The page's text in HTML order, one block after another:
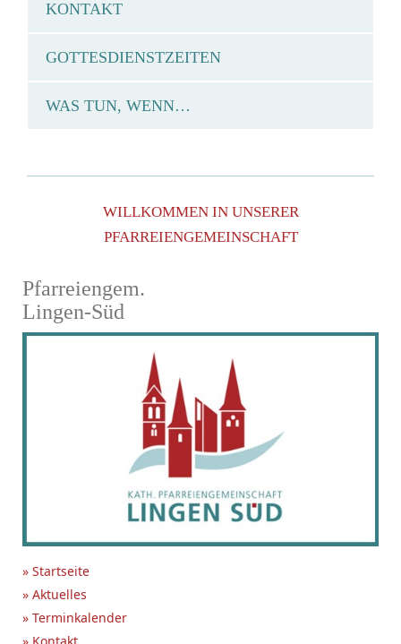
KONTAKT
GOTTESDIENSTZEITEN
WAS TUN, WENN…
WILLKOMMEN IN UNSERER
PFARREIENGEMEINSCHAFT
Pfarreiengem.
Lingen-Süd
» Startseite
» Aktuelles
» Terminkalender